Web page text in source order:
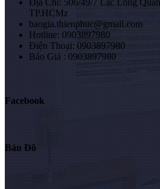
TP.HCMz
baogia.thienphuc@gmail.com
Hotline: 0903897980
Điện Thoại: 0903897980
Báo Giá : 0903897980
Facebook
Bản Đồ